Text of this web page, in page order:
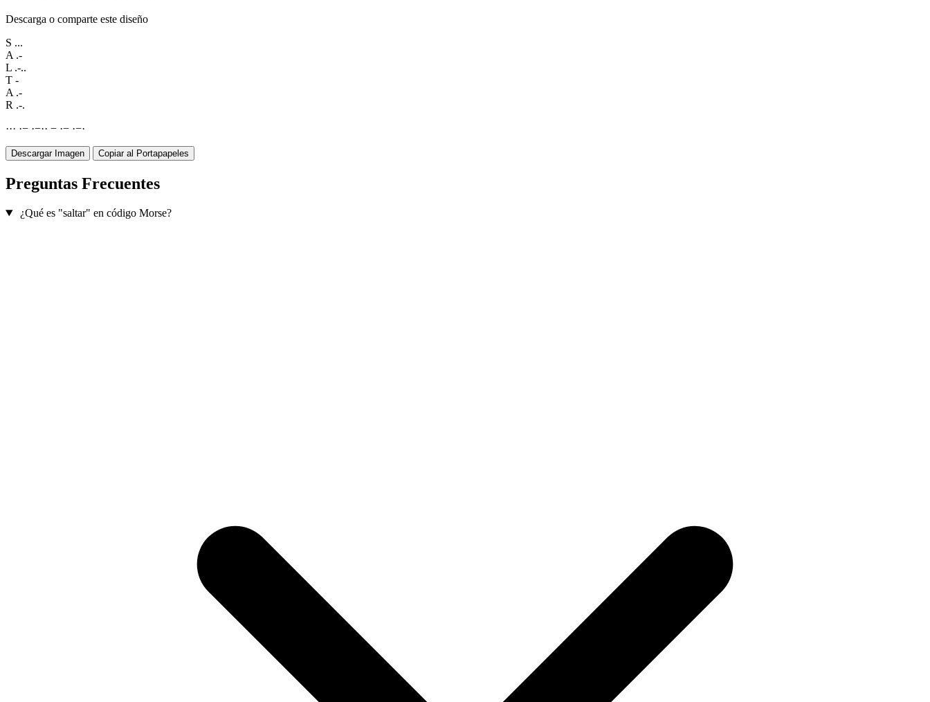
Descarga o comparte este diseño
S ...
A .-
L .-..
T -
A .-
R .-.
··· ·− ·−·· − ·− ·−·
Descargar Imagen Copiar al Portapapeles
Preguntas Frecuentes
¿Qué es "saltar" en código Morse?